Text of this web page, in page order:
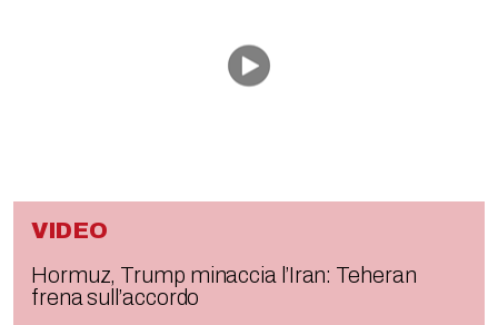
VIDEO
Hormuz, Trump minaccia l’Iran: Teheran
frena sull’accordo